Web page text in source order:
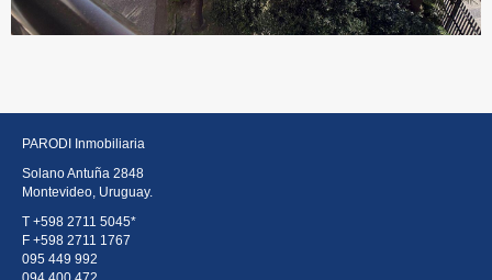
PARODI Inmobiliaria
Solano Antuña 2848
Montevideo, Uruguay.
T +598 2711 5045*
F +598 2711 1767
095 449 992